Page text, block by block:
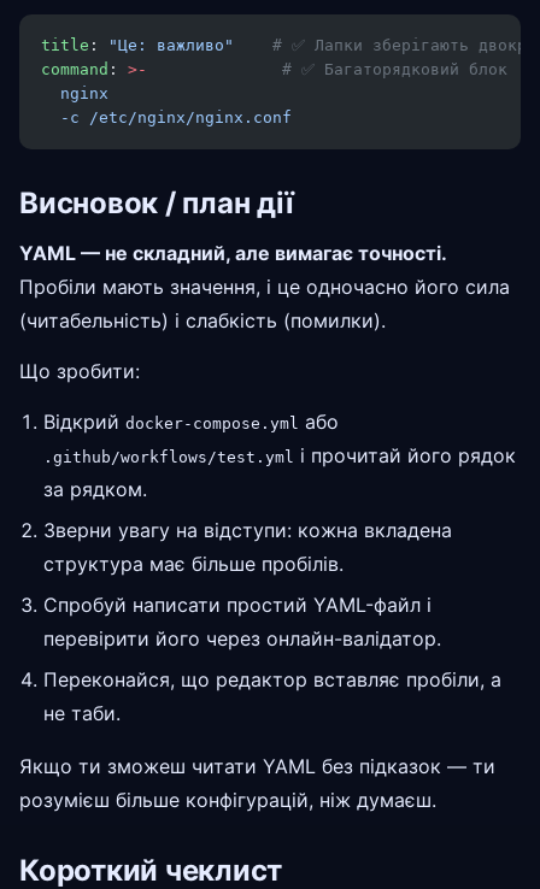
title : "Це: важливо"
# ✅ Лапки зберігають
command : >-
              # ✅ Багаторядковий блок
  nginx
  -c /etc/nginx/nginx.conf
Висновок / план дії
YAML — не складний, але вимагає точності.
Пробіли мають значення, і це одночасно його сила
(читабельність) і слабкість (помилки).
Що зробити:
Відкрий docker-compose.yml або
.github/workflows/test.yml і прочитай його рядок
за рядком.
Зверни увагу на відступи: кожна вкладена
структура має більше пробілів.
Спробуй написати простий YAML-файл і
перевірити його через онлайн-валідатор.
Переконайся, що редактор вставляє пробіли, а
не таби.
Якщо ти зможеш читати YAML без підказок — ти
розумієш більше конфігурацій, ніж думаєш.
Короткий чеклист